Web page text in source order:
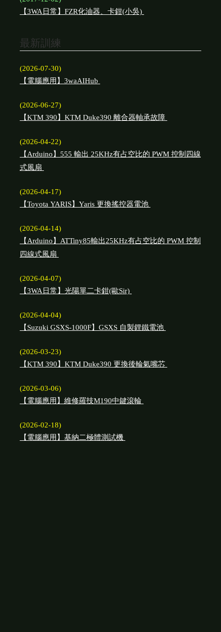
【3WA日常】FZR化油器、卡鉗(小吳)
最新訓練
(2026-07-30)
【電腦應用】3waAIHub
(2026-06-27)
【KTM 390】KTM Duke390 離合器軸承故障
(2026-04-22)
【Arduino】555 輸出 25KHz有占空比的 PWM 控制四線
式風扇
(2026-04-17)
【Toyota YARIS】Yaris 更換搖控器電池
(2026-04-14)
【Arduino】ATTiny85輸出25KHz有占空比的 PWM 控制
四線式風扇
(2026-04-07)
【3WA日常】光陽單二卡鉗(歐Sir)
(2026-04-04)
【Suzuki GSXS-1000F】GSXS 自製鋰鐵電池
(2026-03-23)
【KTM 390】KTM Duke390 更換後輪氣嘴芯
(2026-03-06)
【電腦應用】維修羅技M190中鍵滾輪
(2026-02-18)
【電腦應用】基納二極體測試機